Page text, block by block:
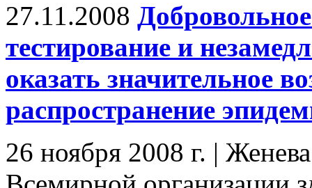
27.11.2008
тестирование и
оказать значительное
распространение
26 ноября 2008 г. |